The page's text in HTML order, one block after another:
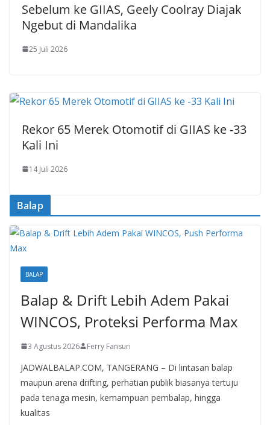
Sebelum ke GIIAS, Geely Coolray Diajak
Ngebut di Mandalika
25 Juli 2026
Rekor 65 Merek Otomotif di GIIAS ke -33
Kali Ini
14 Juli 2026
Balap
BALAP
Balap & Drift Lebih Adem Pakai
WINCOS, Proteksi Performa Max
3 Agustus 2026 Ferry Fansuri
JADWALBALAP.COM, TANGERANG – Di lintasan balap
maupun arena drifting, perhatian publik biasanya tertuju
pada tenaga mesin, kemampuan pembalap, hingga
kualitas